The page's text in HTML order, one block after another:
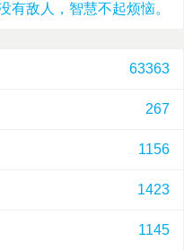
有敌人，智慧不起烦恼。
63363
267
1156
1423
1145